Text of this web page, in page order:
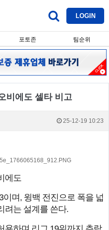
LOGIN
포토존 팀순위
비에도 셀타 비고
25-12-19 10:23
에도
며, 윙백 전진으로 폭을 넓
려는 설계를 쓴다.